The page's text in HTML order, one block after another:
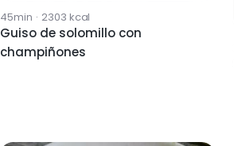
45min · 2303 kcal
Guiso de solomillo con
champiñones